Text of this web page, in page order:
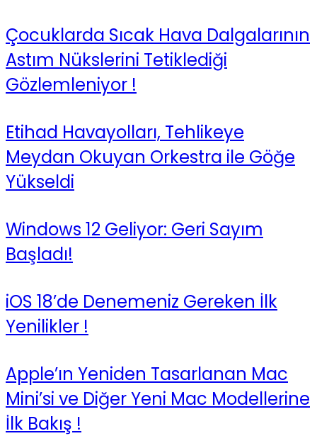
Çocuklarda Sıcak Hava Dalgalarının
Astım Nükslerini Tetiklediği
Gözlemleniyor !
Etihad Havayolları, Tehlikeye
Meydan Okuyan Orkestra ile Göğe
Yükseldi
Windows 12 Geliyor: Geri Sayım
Başladı!
iOS 18’de Denemeniz Gereken İlk
Yenilikler !
Apple’ın Yeniden Tasarlanan Mac
Mini’si ve Diğer Yeni Mac Modellerine
İlk Bakış !